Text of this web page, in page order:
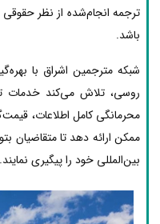
ترجمه انجام‌شده از نظر
باشد.
شبکه مترجمین اشراق با
روسی، تلاش می‌کند خدمات
محرمانگی کامل اطلاعات،
ممکن ارائه دهد تا متقاضیان
بین‌المللی خود را پیگیری نمایند.